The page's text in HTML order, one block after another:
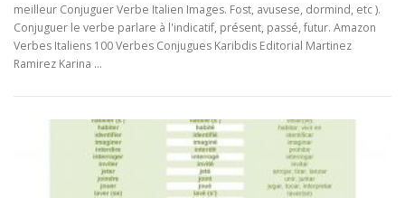
meilleur Conjuguer Verbe Italien Images. Fost, avusese, dormind, etc ).
Conjuguer le verbe parlare à l'indicatif, présent, passé, futur. Amazon
Verbes Italiens 100 Verbes Conjugues Karibdis Editorial Martinez
Ramirez Karina …